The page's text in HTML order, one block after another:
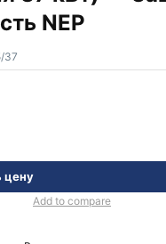
NEP
37
цену
Add to compare